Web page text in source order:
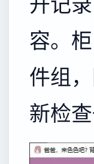
容。
件组
新检